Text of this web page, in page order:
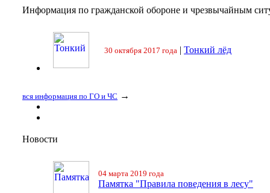
Информация по гражданской обороне и чрезвычайным
30 октября 2017 года | Тонкий лёд
вся информация по ГО и ЧС →
Новости
04 марта 2019 года
Памятка "Правила поведения в лесу"